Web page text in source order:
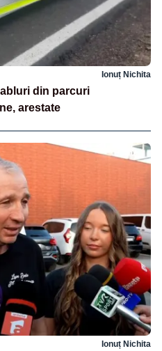
Ionuț Nichita
din parcuri
arestate
Ionuț Nichita